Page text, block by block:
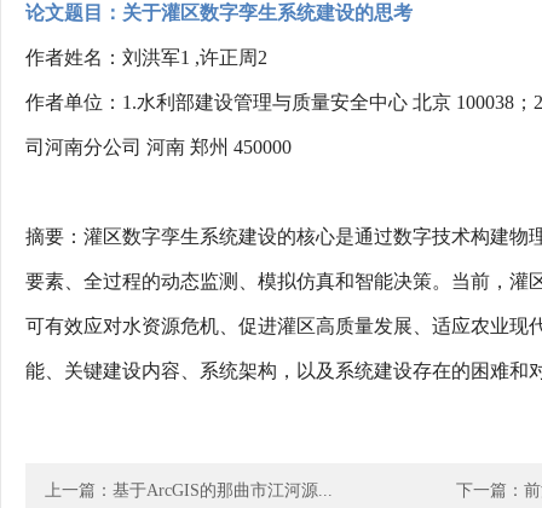
论文题目：关于灌区数字孪生系统建设的思考
作者姓名：刘洪军1 ,许正周2
作者单位：1.水利部建设管理与质量安全中心 北京 100038
司河南分公司 河南 郑州 450000
摘要：灌区数字孪生系统建设的核心是通过数字技术构建物
要素、全过程的动态监测、模拟仿真和智能决策。当前，灌
可有效应对水资源危机、促进灌区高质量发展、适应农业现
能、关键建设内容、系统架构，以及系统建设存在的困难和
上一篇：基于ArcGIS的那曲市江河源... 下一篇：